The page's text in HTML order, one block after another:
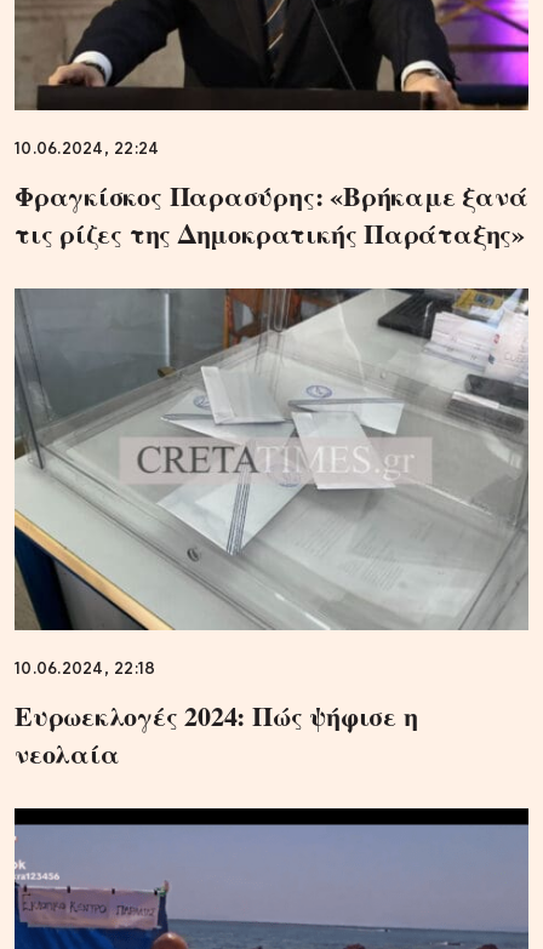
10.06.2024, 22:24
Φραγκίσκος Παρασύρης: «Βρήκαμε ξανά
τις ρίζες της Δημοκρατικής Παράταξης»
10.06.2024, 22:18
Ευρωεκλογές 2024: Πώς ψήφισε η
νεολαία